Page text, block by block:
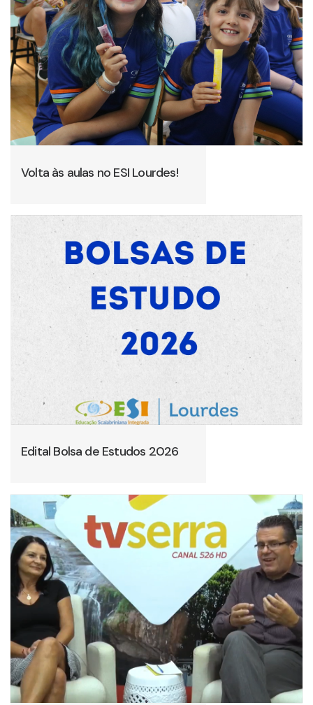
Volta às aulas no ESI Lourdes!
Edital Bolsa de Estudos 2026